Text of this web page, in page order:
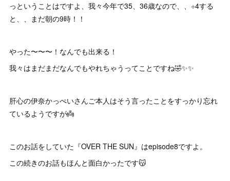
っということはですよ、我々今年で35、36歳なので、、÷4する
と、、まだ朝の9時！！
やった〜〜〜！なんでも出来る！
我々はまだまだなんでもやれちゃうってことですね🤣✨✨
肝心の伊奈かっぺいさんご本人はそう言ったことをすっかり忘れ
ているようですが👼
このお話をしていた『OVER THE SUN』はepisode8ですよ。
この続きのお話もほんと面白かったです😽